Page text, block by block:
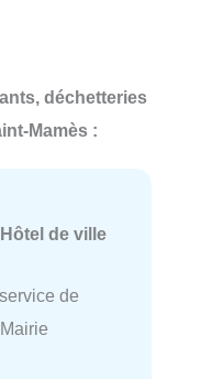
déchetteries
Mamès :
Hôtel de ville
de